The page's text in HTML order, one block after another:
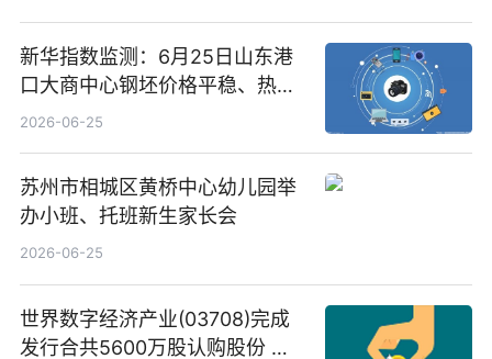
新华指数监测：6月25日山东港
口大商中心钢坯价格平稳、热轧
C料价格微幅下跌
2026-06-25
苏州市相城区黄桥中心幼儿园举
办小班、托班新生家长会
2026-06-25
世界数字经济产业(03708)完成
发行合共5600万股认购股份 净